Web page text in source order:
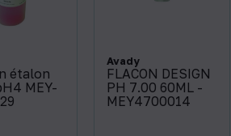
étalon
MEY-
Avady
FLACON DESIGN
PH 7.00 60ML -
MEY4700014